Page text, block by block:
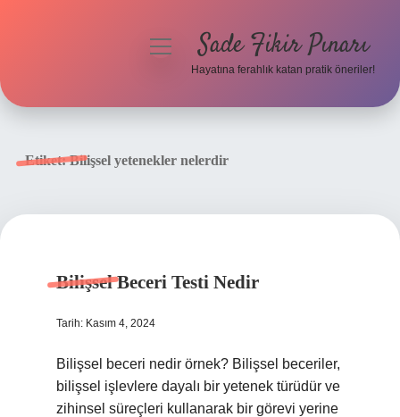
menüyüSade Fikir Pınarı
Hayatına ferahlık katan pratik öneriler!
Etiket:Bilişsel yetenekler nelerdir
Bilişsel Beceri Testi Nedir
Tarih: Kasım 4, 2024
Bilişsel beceri nedir örnek? Bilişsel beceriler,
bilişsel işlevlere dayalı bir yetenek türüdür ve
zihinsel süreçleri kullanarak bir görevi yerine